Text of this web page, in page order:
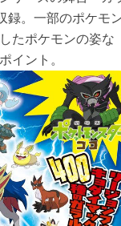
録。一部のポケモ
たポケモンの姿な
イント。